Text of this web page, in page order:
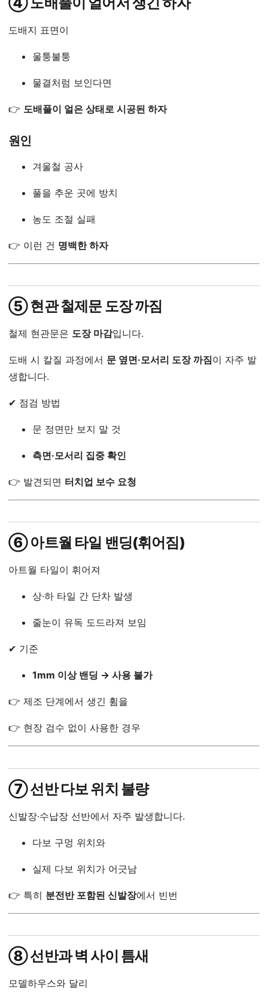
도배지 표면이
울퉁불퉁
물결처럼 보인다면
👉 도배풀이 얼은 상태로 시공된 하자
원인
겨울철 공사
풀을 추운 곳에 방치
농도 조절 실패
👉 이런 건 명백한 하자
⑤ 현관 철제문 도장 까짐
철제 현관문은 도장 마감입니다.
도배 시 칼질 과정에서 문 옆면·모서리 도장 까짐이 자주 발
생합니다.
✔ 점검 방법
문 정면만 보지 말 것
측면·모서리 집중 확인
👉 발견되면 터치업 보수 요청
⑥ 아트월 타일 밴딩(휘어짐)
아트월 타일이 휘어져
상·하 타일 간 단차 발생
줄눈이 유독 도드라져 보임
✔ 기준
1mm 이상 밴딩 → 사용 불가
👉 제조 단계에서 생긴 휨을
👉 현장 검수 없이 사용한 경우
⑦ 선반 다보 위치 불량
신발장·수납장 선반에서 자주 발생합니다.
다보 구멍 위치와
실제 다보 위치가 어긋남
👉 특히 분전반 포함된 신발장에서 빈번
⑧ 선반과 벽 사이 틈새
모델하우스와 달리